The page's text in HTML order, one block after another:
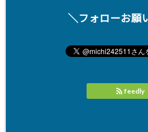
＼フォローお願
feedly